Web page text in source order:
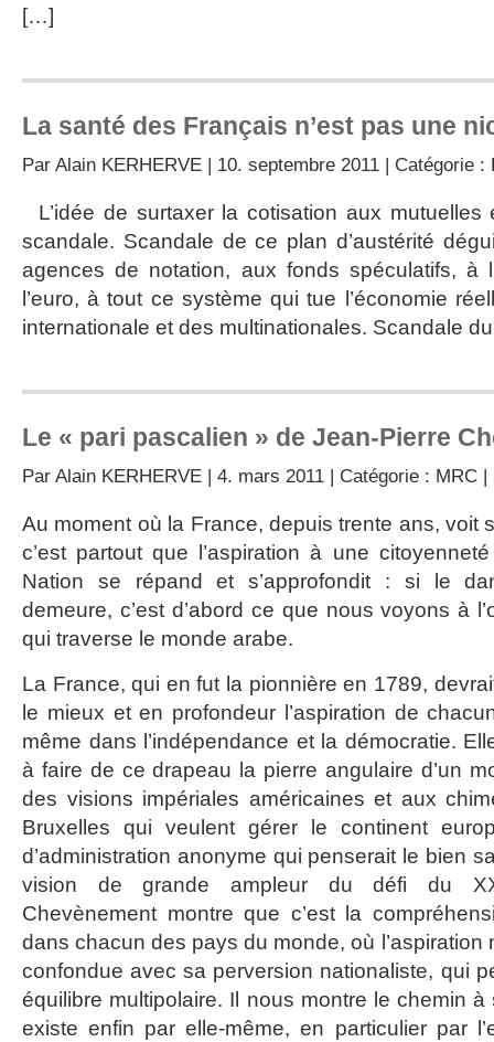
[…]
La santé des Français n’est pas une
Par Alain KERHERVE | 10. septembre 2011 | Catégorie :
L’idée de surtaxer la cotisation aux
scandale. Scandale de ce plan d’austérité
agences de notation, aux fonds spéculatifs, à
l’euro, à tout ce système qui tue l’économie
internationale et des multinationales. Scandale
Le « pari pascalien » de Jean-Pierre
Par Alain KERHERVE | 4. mars 2011 | Catégorie : MRC |
Au moment où la France, depuis trente ans, voit
c’est partout que l’aspiration à une
Nation se répand et s’approfondit : si le
demeure, c’est d’abord ce que nous voyons à
qui traverse le monde arabe.
La France, qui en fut la pionnière en 1789,
le mieux et en profondeur l’aspiration de
même dans l’indépendance et la démocratie.
à faire de ce drapeau la pierre angulaire d’un
des visions impériales américaines et aux
Bruxelles qui veulent gérer le continent
d’administration anonyme qui penserait le bien
vision de grande ampleur du défi du
Chevènement montre que c’est la
dans chacun des pays du monde, où l’aspiration
confondue avec sa perversion nationaliste, qui
équilibre multipolaire. Il nous montre le chemin à
existe enfin par elle-même, en particulier par